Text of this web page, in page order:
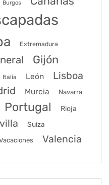
Burgos
Extremadura
Gijón
Italia León Lisboa
Murcia Navarra
Portugal Rioja
Suiza
Valencia